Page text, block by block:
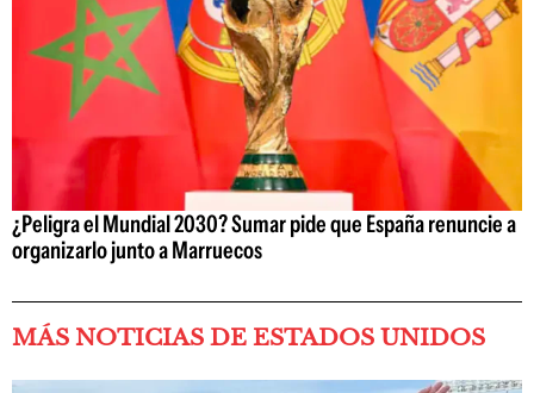
¿Peligra el Mundial 2030? Sumar pide que España renuncie a
organizarlo junto a Marruecos
MÁS NOTICIAS DE ESTADOS UNIDOS